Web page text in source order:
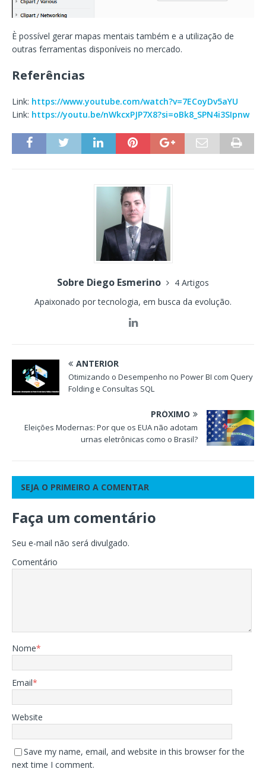
È possível gerar mapas mentais também e a utilização de
outras ferramentas disponíveis no mercado.
Referências
Link: https://www.youtube.com/watch?v=7ECoyDv5aYU
Link: https://youtu.be/nWkcxPJP7X8?si=oBk8_SPN4i3SIpnw
Sobre Diego Esmerino
4 Artigos
Apaixonado por tecnologia, em busca da evolução.
ANTERIOR
Otimizando o Desempenho no Power BI com Query
Folding e Consultas SQL
PRÓXIMO
Eleições Modernas: Por que os EUA não adotam
urnas eletrônicas como o Brasil?
SEJA O PRIMEIRO A COMENTAR
Faça um comentário
Seu e-mail não será divulgado.
Comentário
Nome*
Email*
Website
Save my name, email, and website in this browser for the
next time I comment.